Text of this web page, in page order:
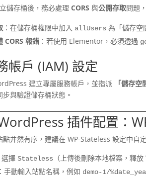
儲存桶後，務必處理CORS 與公開存取問題
：在儲存桶權限中加入 allUsers 為「儲存空
CORS 報錯 ：若使用 Elementor，必須透過
帳戶 (IAM) 設定
建立專屬服務帳戶，並指派 「儲存
步與驗證儲存桶狀態。
插件配置：
點井然有序，建議在 WP-Stateless 設定中自
選擇Stateless
（上傳後刪除本地檔案，釋放
：手動輸入站點名稱，例如 demo-1/